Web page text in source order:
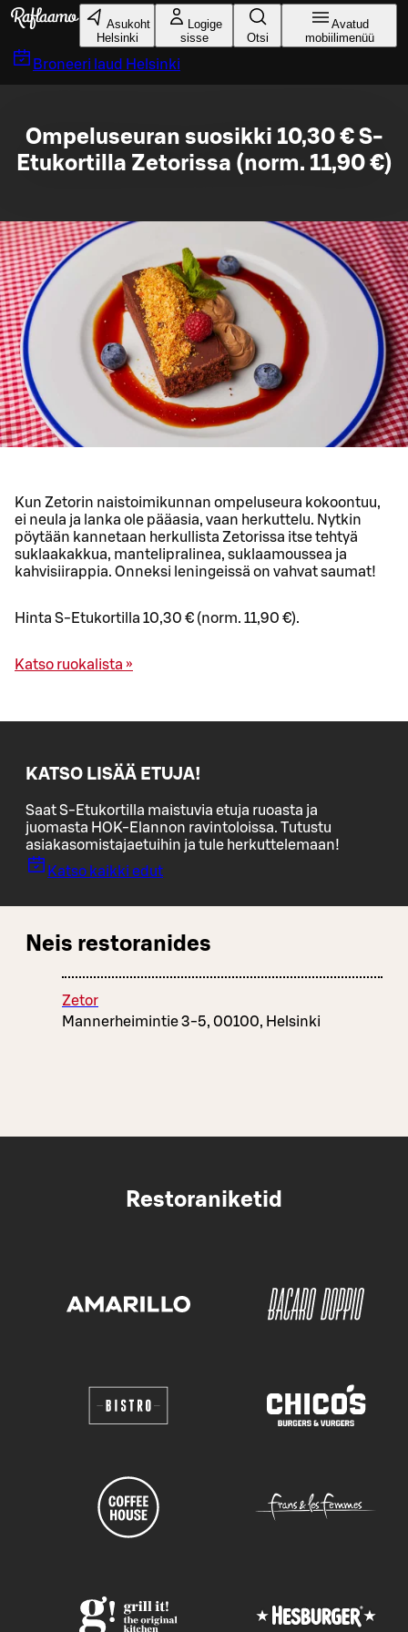
Liigu peamise sisu juurde
Asukoht
Helsinki
Logige
sisse
Otsi
Avatud
mobiilimenüü
Broneeri laud Helsinki
Ompeluseuran suosikki 10,30 € S-
Etukortilla Zetorissa (norm. 11,90 €)
Kun Zetorin naistoimikunnan ompeluseura kokoontuu,
ei neula ja lanka ole pääasia, vaan herkuttelu. Nytkin
pöytään kannetaan herkullista Zetorissa itse tehtyä
suklaakakkua, mantelipralinea, suklaamoussea ja
kahvisiirappia. Onneksi leningeissä on vahvat saumat!
Hinta S-Etukortilla 10,30 € (norm. 11,90 €).
Katso ruokalista »
KATSO LISÄÄ ETUJA!
Saat S-Etukortilla maistuvia etuja ruoasta ja
juomasta HOK-Elannon ravintoloissa. Tutustu
asiakasomistajaetuihin ja tule herkuttelemaan!
Katso kaikki edut
Neis restoranides
Zetor
Mannerheimintie 3-5, 00100, Helsinki
Restoraniketid